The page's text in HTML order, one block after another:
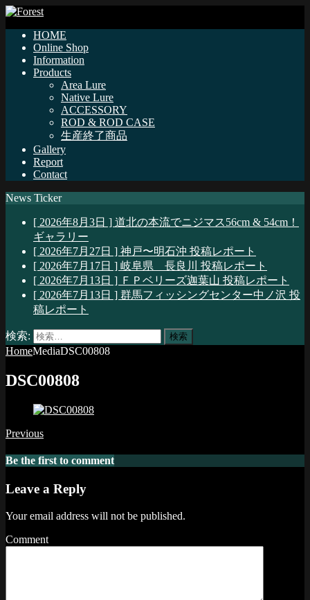
HOME
Online Shop
Information
Products
Area Lure
Native Lure
ACCESSORY
ROD & ROD CASE
生産終了商品
Gallery
Report
Contact
News Ticker
[ 2026年8月3日 ] 道北の本流でニジマス56cm & 54cm！
ギャラリー
[ 2026年7月27日 ] 神戸〜明石沖 投稿レポート
[ 2026年7月17日 ] 岐阜県 長良川 投稿レポート
[ 2026年7月13日 ] ＦＰベリーズ迦葉山 投稿レポート
[ 2026年7月13日 ] 群馬フィッシングセンター中ノ沢 投
稿レポート
検索:
HomeMediaDSC00808
DSC00808
Previous
Be the first to comment
Leave a Reply
Your email address will not be published.
Comment